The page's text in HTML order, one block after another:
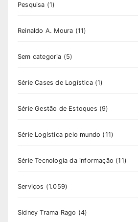
Pesquisa (1)
Reinaldo A. Moura (11)
Sem categoria (5)
Série Cases de Logística(1)
Série Gestão de Estoques (9)
Série Logística pelo mundo (11)
Série Tecnologia da informação (11)
Serviços (1.059)
Sidney Trama Rago (4)